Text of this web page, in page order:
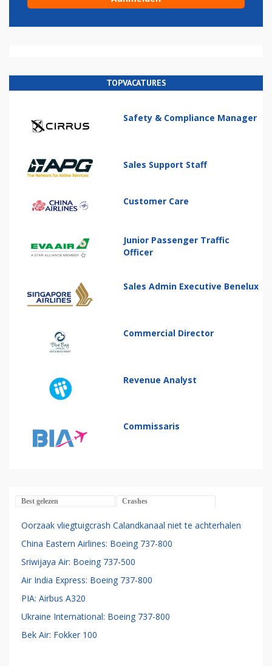
TOPVACATURES
Safety & Compliance Manager
Sales Support Staff
Customer Care
Junior Passenger Traffic
Officer
Sales Admin Executive Benelux
Commercial Director
Revenue Analyst
Commissaris
Best gelezen Crashes
Oorzaak vliegtuigcrash Calandkanaal niet te achterhalen
China Eastern Airlines: Boeing 737-800
Sriwijaya Air: Boeing 737-500
Air India Express: Boeing 737-800
PIA: Airbus A320
Ukraine International: Boeing 737-800
Bek Air: Fokker 100